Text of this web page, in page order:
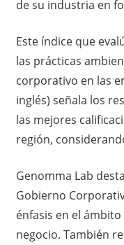
de su industria en
Este índice que
las prácticas
corporativo en las
inglés) señala los
las mejores
región,
Genomma Lab
Gobierno
énfasis en el
negocio. También